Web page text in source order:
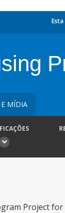
MÍDIA
Project for